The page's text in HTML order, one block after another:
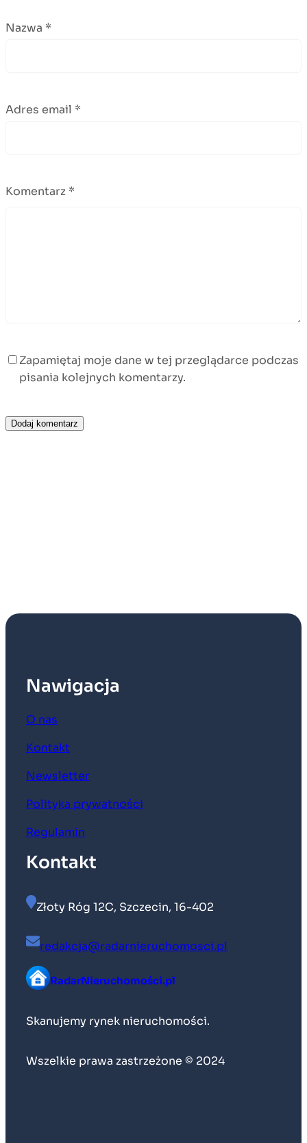
Nazwa *
Adres email *
Komentarz *
Zapamiętaj moje dane w tej przeglądarce podczas
pisania kolejnych komentarzy.
Nawigacja
O nas
Kontakt
Newsletter
Polityka prywatności
Regulamin
Kontakt
Złoty Róg 12C, Szczecin, 16-402
redakcja@radarnieruchomosci.pl
RadarNieruchomości.pl
Skanujemy rynek nieruchomości.
Wszelkie prawa zastrzeżone © 2024